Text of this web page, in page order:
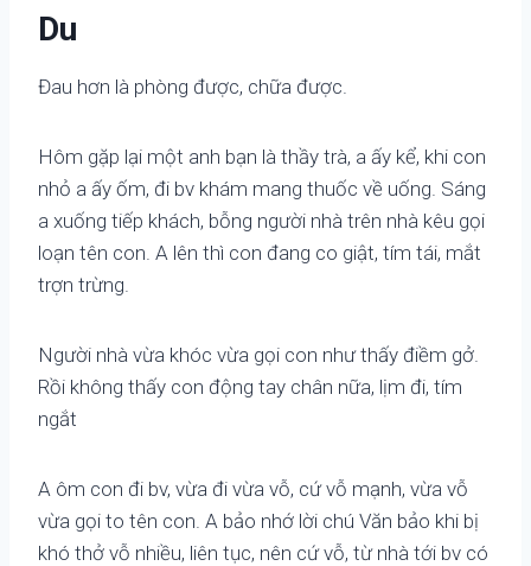
Du
Đau hơn là phòng được, chữa được.
Hôm gặp lại một anh bạn là thầy trà, a ấy kể, khi con
nhỏ a ấy ốm, đi bv khám mang thuốc về uống. Sáng
a xuống tiếp khách, bỗng người nhà trên nhà kêu gọi
loạn tên con. A lên thì con đang co giật, tím tái, mắt
trợn trừng.
Người nhà vừa khóc vừa gọi con như thấy điềm gở.
Rồi không thấy con động tay chân nữa, lịm đi, tím
ngắt
A ôm con đi bv, vừa đi vừa vỗ, cứ vỗ mạnh, vừa vỗ
vừa gọi to tên con. A bảo nhớ lời chú Văn bảo khi bị
khó thở vỗ nhiều, liên tục, nên cứ vỗ, từ nhà tới bv có